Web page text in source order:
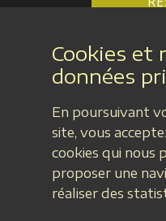
Casa Upupa -
106 rue du
Tél : 06 17 87 55 60 -
Mentions légales-
-Conditions
Cookies et
données
En poursuivant
site, vous
cookies qui nous
proposer une
réaliser des